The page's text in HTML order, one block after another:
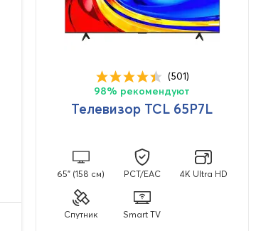
(501)
98% рекомендуют
Телевизор TCL 65P7L
65" (158 см) PCT/EAC 4K Ultra HD
Спутник Smart TV